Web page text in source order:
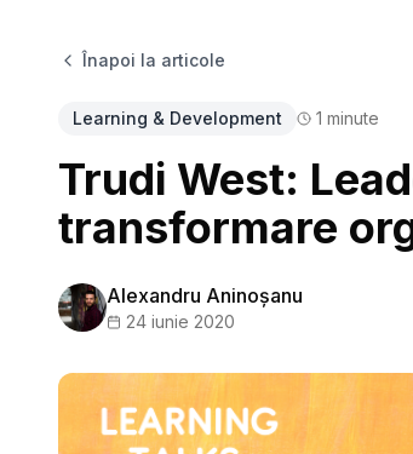
Înapoi la articole
Learning & Development 1 minute
Trudi West:
transformare
Alexandru Aninoșanu
24 iunie 2020